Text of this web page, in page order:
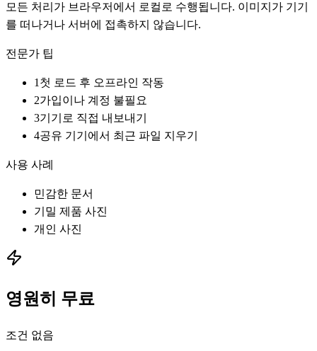
모든 처리가 브라우저에서 로컬로 수행됩니다. 이미지가 기기
를 떠나거나 서버에 접촉하지 않습니다.
전문가 팁
1 첫 로드 후 오프라인 작동
2가입이나 계정 불필요
3기기로 직접 내보내기
4공유 기기에서 최근 파일 지우기
사용 사례
민감한 문서
기밀 제품 사진
개인 사진
영원히 무료
조건 없음